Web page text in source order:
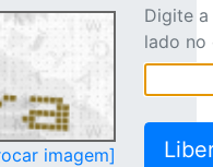
imagem]
Digite
lado no